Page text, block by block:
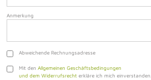
Anmerkung
Abweichende Rechnungsadresse
Mit den Allgemeinen Geschäftsbedingungen
und dem Widerrufsrecht erkläre ich mich einverstanden.